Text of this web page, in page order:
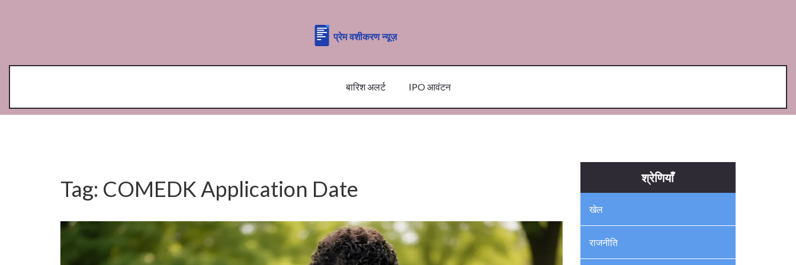
बारिश अलर्ट IPO आवंटन
Tag: COMEDK Application Date श्रेणियाँ
खेल
राजनीति